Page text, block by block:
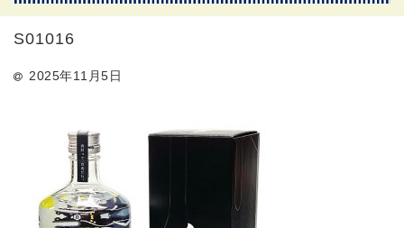
S01016
2025年11月5日